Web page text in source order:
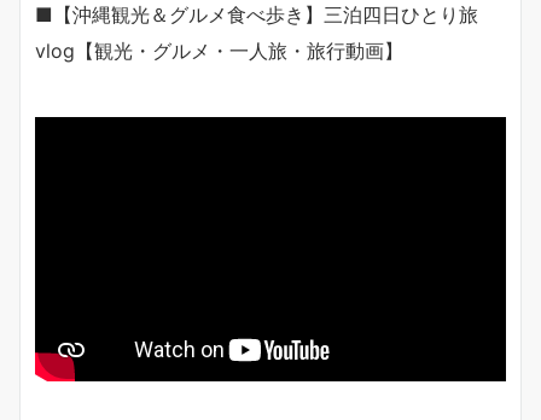
■【沖縄観光＆グルメ食べ歩き】三泊四日ひとり旅
vlog【観光・グルメ・一人旅・旅行動画】